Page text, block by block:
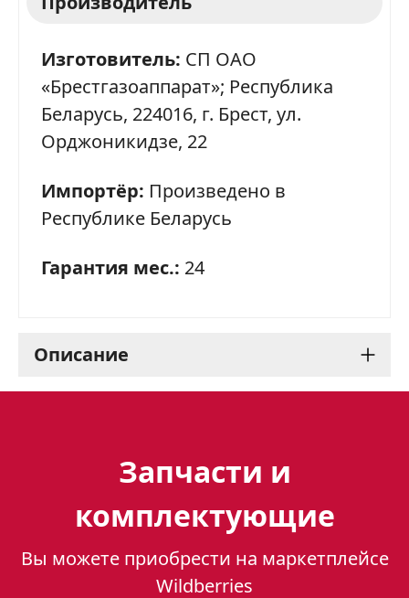
Изготовитель: СП ОАО
«Брестгазоаппарат»; Республика
Беларусь, 224016, г. Брест, ул.
Орджоникидзе, 22
Импортёр: Произведено в
Республике Беларусь
Гарантия мес.: 24
Описание
решение для Вашей
кухни
Духовой шкаф Gefest 622-02 К52 – это
Запчасти и
комплектующие
Вы можете приобрести на маркетплейсе
Wildberries